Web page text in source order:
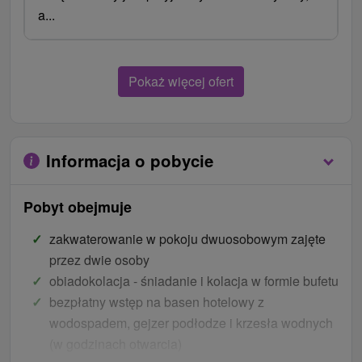
a...
Pokaż więcej ofert
Informacja o pobycie
Pobyt obejmuje
zakwaterowanie w pokoju dwuosobowym zajęte
przez dwie osoby
obiadokolacja - śniadanie i kolacja w formie bufetu
bezpłatny wstęp na basen hotelowy z
wodospadem, gejzer podłodze i krzesła wodnych